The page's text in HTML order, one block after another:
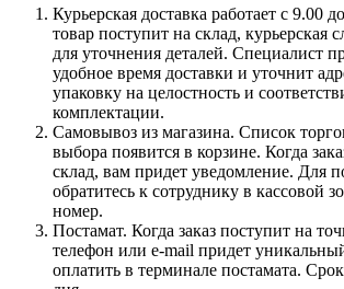
Курьерская доставка работает с 9.00
товар поступит на склад, курьерская
для уточнения деталей. Специалист
удобное время доставки и уточнит
упаковку на целостность и
комплектации.
Самовывоз из магазина. Список
выбора появится в корзине. Когда
склад, вам придет уведомление. Для
обратитесь к сотруднику в кассовой
номер.
Постамат. Когда заказ поступит на
телефон или e-mail придет
оплатить в терминале постамата.